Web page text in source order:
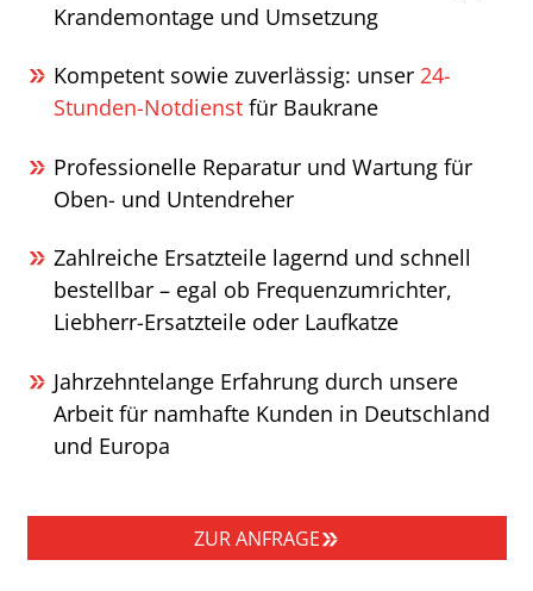
Krandemontage und Umsetzung
Kompetent sowie zuverlässig: unser 24-
Stunden-Notdienst für Baukrane
Professionelle Reparatur und Wartung für
Oben- und Untendreher
Zahlreiche Ersatzteile lagernd und schnell
bestellbar – egal ob Frequenzumrichter,
Liebherr-Ersatzteile oder Laufkatze
Jahrzehntelange Erfahrung durch unsere
Arbeit für namhafte Kunden in Deutschland
und Europa
ZUR ANFRAGE